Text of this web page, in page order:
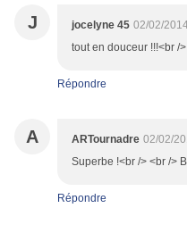
J jocelyne 45 02/02/
tout en douceur !!!<br /
Répondre
A ARTournadre 02/02/
Superbe !<br /> <br />
Répondre